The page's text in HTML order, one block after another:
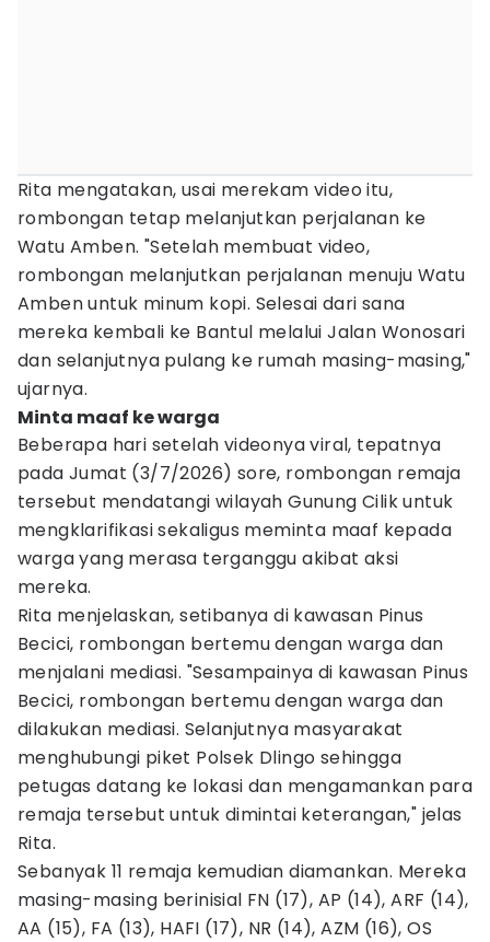
Rita mengatakan, usai merekam video itu,
rombongan tetap melanjutkan perjalanan ke
Watu Amben. "Setelah membuat video,
rombongan melanjutkan perjalanan menuju Watu
Amben untuk minum kopi. Selesai dari sana
mereka kembali ke Bantul melalui Jalan Wonosari
dan selanjutnya pulang ke rumah masing-masing,"
ujarnya.
Minta maaf ke warga
Beberapa hari setelah videonya viral, tepatnya
pada Jumat (3/7/2026) sore, rombongan remaja
tersebut mendatangi wilayah Gunung Cilik untuk
mengklarifikasi sekaligus meminta maaf kepada
warga yang merasa terganggu akibat aksi
mereka.
Rita menjelaskan, setibanya di kawasan Pinus
Becici, rombongan bertemu dengan warga dan
menjalani mediasi. "Sesampainya di kawasan Pinus
Becici, rombongan bertemu dengan warga dan
dilakukan mediasi. Selanjutnya masyarakat
menghubungi piket Polsek Dlingo sehingga
petugas datang ke lokasi dan mengamankan para
remaja tersebut untuk dimintai keterangan," jelas
Rita.
Sebanyak 11 remaja kemudian diamankan. Mereka
masing-masing berinisial FN (17), AP (14), ARF (14),
AA (15), FA (13), HAFI (17), NR (14), AZM (16), OS